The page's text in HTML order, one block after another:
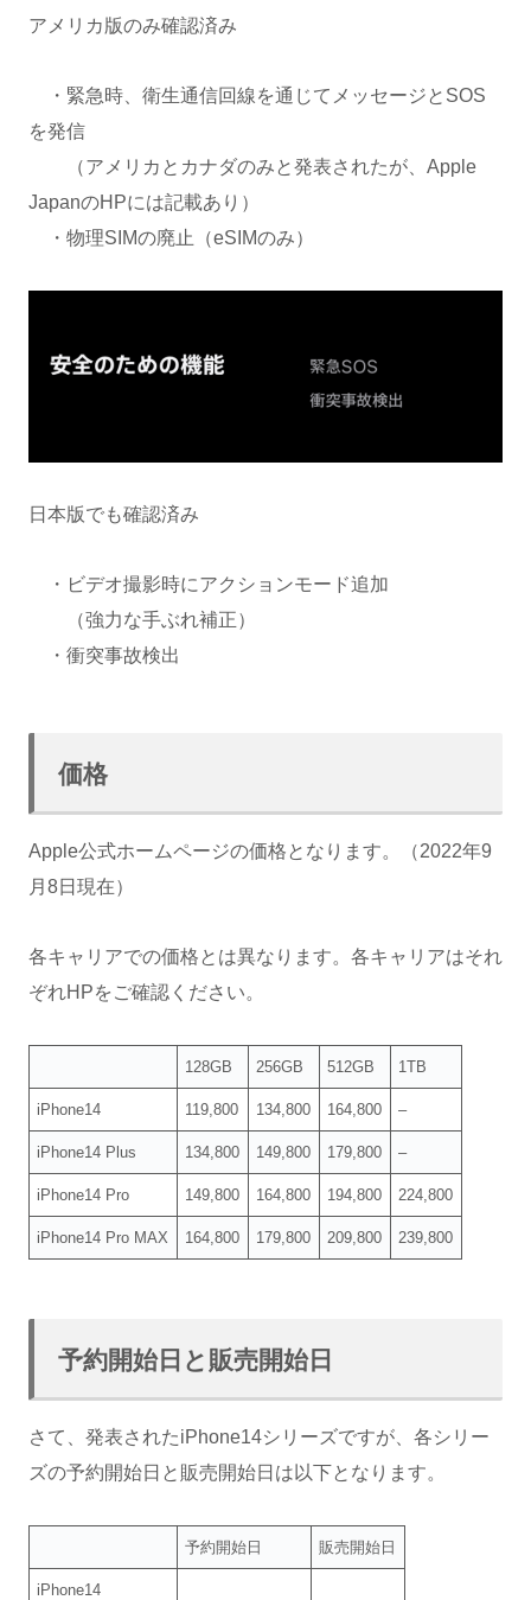
アメリカ版のみ確認済み
・緊急時、衛生通信回線を通じてメッセージとSOS
を発信
（アメリカとカナダのみと発表されたが、Apple
JapanのHPには記載あり）
・物理SIMの廃止（eSIMのみ）
日本版でも確認済み
・ビデオ撮影時にアクションモード追加
（強力な手ぶれ補正）
・衝突事故検出
価格
Apple公式ホームページの価格となります。（2022年9
月8日現在）
各キャリアでの価格とは異なります。各キャリアはそれ
ぞれHPをご確認ください。
128GB 256GB 512GB 1TB
iPhone14 119,800 134,800 164,800 –
iPhone14 Plus 134,800 149,800 179,800 –
iPhone14 Pro 149,800 164,800 194,800 224,800
iPhone14 Pro MAX 164,800 179,800 209,800 239,800
予約開始日と販売開始日
さて、発表されたiPhone14シリーズですが、各シリー
ズの予約開始日と販売開始日は以下となります。
予約開始日 販売開始日
iPhone14